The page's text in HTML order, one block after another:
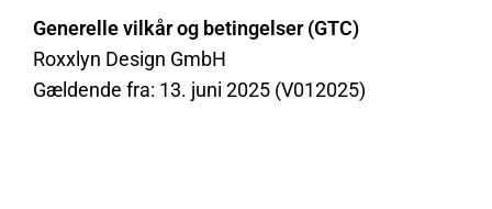
Generelle vilkår og betingelser (GTC)
Roxxlyn Design GmbH
Gældende fra: 13. juni 2025 (V012025)